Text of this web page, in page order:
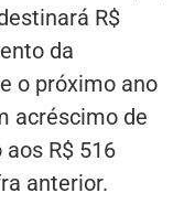
R$
da
o próximo ano
acréscimo de
R$ 516
anterior.